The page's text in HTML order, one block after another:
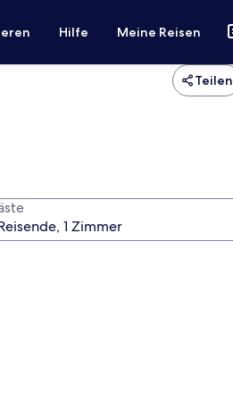
Hilfe Meine Reisen
Teilen